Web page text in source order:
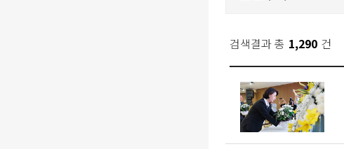
검색결과 총 1,290 건